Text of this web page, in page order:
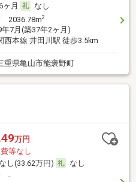
ヶ月
なし
2036.78m2
年7月(築37年2ヶ月)
西本線 井田川駅 徒歩3.5km
重県亀山市能褒野町
万円
等なし
なし(33.62万円)
なし
-